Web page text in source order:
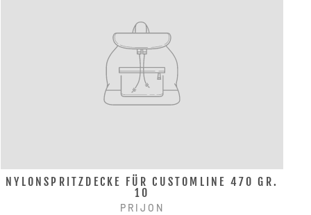
NYLONSPRITZDECKE FÜR CUSTOMLINE 470 GR.
10
PRIJON